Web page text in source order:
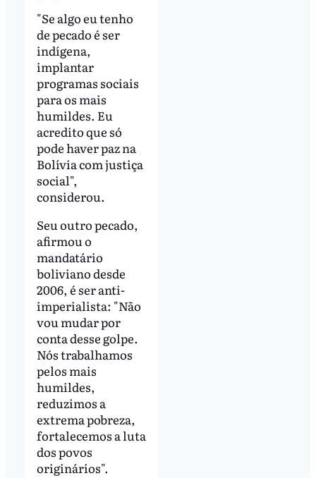
"Se algo eu tenho
de pecado é ser
indígena,
implantar
programas sociais
para os mais
humildes. Eu
acredito que só
pode haver paz na
Bolívia com justiça
social",
considerou.
Seu outro pecado,
afirmou o
mandatário
boliviano desde
2006, é ser anti-
imperialista: "Não
vou mudar por
conta desse golpe.
Nós trabalhamos
pelos mais
humildes,
reduzimos a
extrema pobreza,
fortalecemos a luta
dos povos
originários".